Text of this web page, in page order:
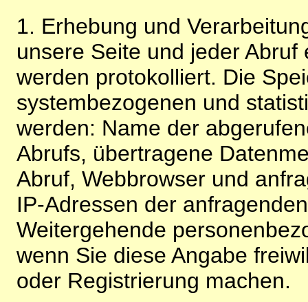
1. Erhebung und
unsere Seite und jeder
werden protokolliert. Die
systembezogenen und
werden: Name der
Abrufs, übertragene
Abruf, Webbrowser und
IP-Adressen der
Weitergehende
wenn Sie diese Angabe
oder Registrierung machen.